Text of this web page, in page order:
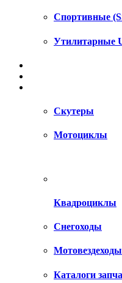
Спортивные
Утилитарные
Скутеры
Мотоциклы
Квадроциклы
Снегоходы
Мотовездеходы
Каталоги